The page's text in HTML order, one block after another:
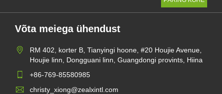
Võta meiega ühendust
RM 402, korter B, Tianyingi hoone, #20 Houjie Avenue,
Houjie linn, Dongguani linn, Guangdongi provints, Hiina
+86-769-85580985
christy_xiong@zealxintl.com